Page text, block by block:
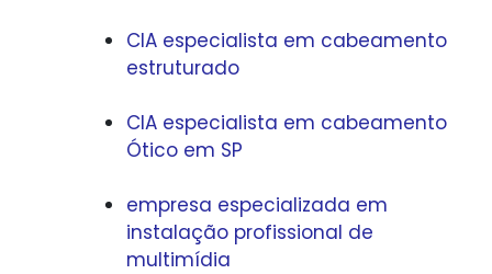
CIA especialista em cabeamento
estruturado
CIA especialista em cabeamento
Ótico em SP
empresa especializada em
instalação profissional de
multimídia